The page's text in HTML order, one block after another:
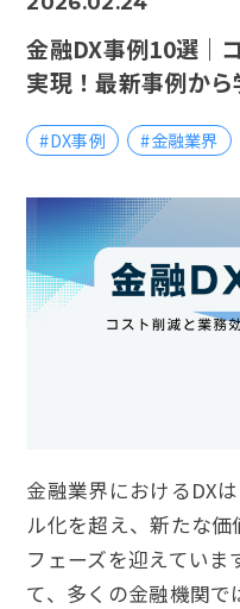
金融DX事例10選｜
実現！最新事例から
#DX事例 #金融業界
金融業界におけるDX
ル化を超え、新たな
フェーズを迎えていま
て、多くの金融機関で